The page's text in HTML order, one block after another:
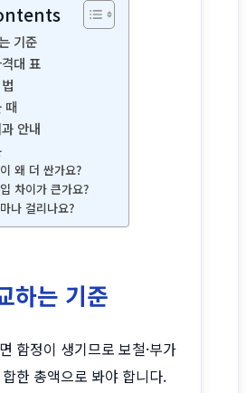
기준
대 표
때
안내
왜 더 싼가요?
차이가 큰가요?
나 걸리나요?
하는 기준
함정이 생기므로 보철·부가
한 총액으로 봐야 합니다.